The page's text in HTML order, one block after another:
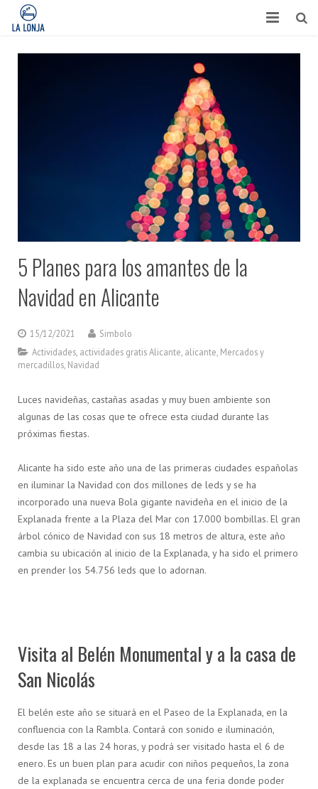
HABITACIONES
5 Planes para los amantes de la
Navidad en Alicante
15/12/2021
Simbolo
Actividades, actividades gratis Alicante, alicante, Mercados y
mercadillos, Navidad
Luces navideñas, castañas asadas y muy buen ambiente son
algunas de las cosas que te ofrece esta ciudad durante las
próximas fiestas.
Alicante ha sido este año una de las primeras ciudades españolas
en iluminar la Navidad con dos millones de leds y se ha
incorporado una nueva Bola gigante navideña en el inicio de la
Explanada frente a la Plaza del Mar con 17.000 bombillas. El gran
árbol cónico de Navidad con sus 18 metros de altura, este año
cambia su ubicación al inicio de la Explanada, y ha sido el primero
en prender los 54.756 leds que lo adornan.
Visita al Belén Monumental y a la casa de
San Nicolás
El belén este año se situará en el Paseo de la Explanada, en la
confluencia con la Rambla. Contará con sonido e iluminación,
desde las 18 a las 24 horas, y podrá ser visitado hasta el 6 de
enero. Es un buen plan para acudir con niños pequeños, la zona
de la explanada se encuentra cerca de una feria donde poder